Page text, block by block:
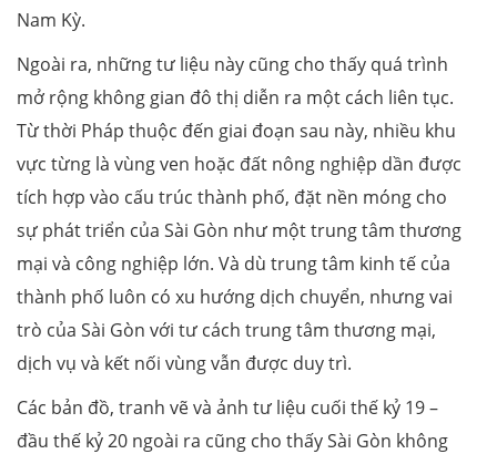
Nam Kỳ.
Ngoài ra, những tư liệu này cũng cho thấy quá trình
mở rộng không gian đô thị diễn ra một cách liên tục.
Từ thời Pháp thuộc đến giai đoạn sau này, nhiều khu
vực từng là vùng ven hoặc đất nông nghiệp dần được
tích hợp vào cấu trúc thành phố, đặt nền móng cho
sự phát triển của Sài Gòn như một trung tâm thương
mại và công nghiệp lớn. Và dù trung tâm kinh tế của
thành phố luôn có xu hướng dịch chuyển, nhưng vai
trò của Sài Gòn với tư cách trung tâm thương mại,
dịch vụ và kết nối vùng vẫn được duy trì.
Các bản đồ, tranh vẽ và ảnh tư liệu cuối thế kỷ 19 –
đầu thế kỷ 20 ngoài ra cũng cho thấy Sài Gòn không